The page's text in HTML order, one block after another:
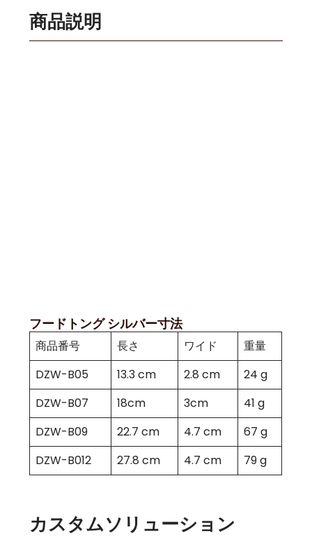
商品説明
フードトング シルバー寸法
商品番号 長さ ワイド
重量
DZW-B05
13.3 cm 2.8 cm
24 g
DZW-B07
18cm 3cm
41 g
DZW-B09
22.7 cm 4.7 cm
67 g
DZW-B012
27.8 cm 4.7 cm 79 g
カスタムソリューション